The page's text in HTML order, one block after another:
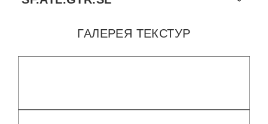
ГАЛЕРЕЯ ТЕКСТУР